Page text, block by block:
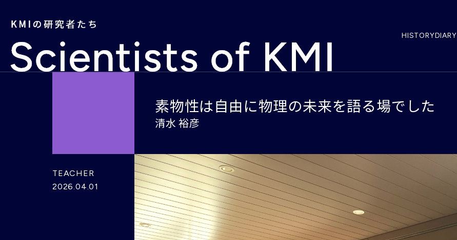
HISTORYDIARY
TEACHER
2026.04.01
素物性は自由に物理の未来を語る場でした
清水 裕彦